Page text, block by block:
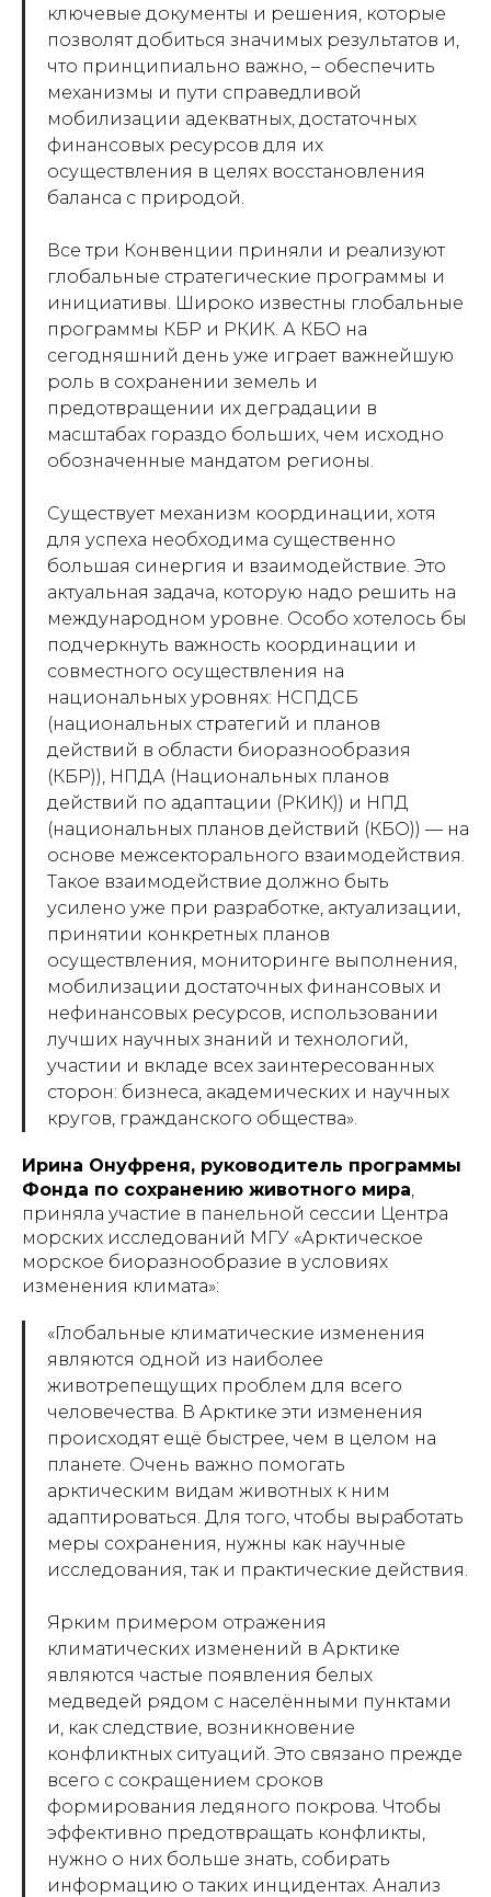
ключевые документы и решения, которые
позволят добиться значимых результатов и,
что принципиально важно, – обеспечить
механизмы и пути справедливой
мобилизации адекватных, достаточных
финансовых ресурсов для их
осуществления в целях восстановления
баланса с природой.
Все три Конвенции приняли и реализуют
глобальные стратегические программы и
инициативы. Широко известны глобальные
программы КБР и РКИК. А КБО на
сегодняшний день уже играет важнейшую
роль в сохранении земель и
предотвращении их деградации в
масштабах гораздо больших, чем исходно
обозначенные мандатом регионы.
Существует механизм координации, хотя
для успеха необходима существенно
большая синергия и взаимодействие. Это
актуальная задача, которую надо решить на
международном уровне. Особо хотелось бы
подчеркнуть важность координации и
совместного осуществления на
национальных уровнях: НСПДСБ
(национальных стратегий и планов
действий в области биоразнообразия
(КБР)), НПДА (Национальных планов
действий по адаптации (РКИК)) и НПД
(национальных планов действий (КБО)) — на
основе межсекторального взаимодействия.
Такое взаимодействие должно быть
усилено уже при разработке, актуализации,
принятии конкретных планов
осуществления, мониторинге выполнения,
мобилизации достаточных финансовых и
нефинансовых ресурсов, использовании
лучших научных знаний и технологий,
участии и вкладе всех заинтересованных
сторон: бизнеса, академических и научных
кругов, гражданского общества».
Ирина Онуфреня, руководитель программы
Фонда по сохранению животного мира
приняла участие в панельной сессии Центра
морских исследований МГУ «Арктическое
морское биоразнообразие в условиях
изменения климата»:
«Глобальные климатические изменения
являются одной из наиболее
животрепещущих проблем для всего
человечества. В Арктике эти изменения
происходят ещё быстрее, чем в целом на
планете. Очень важно помогать
арктическим видам животных к ним
адаптироваться. Для того, чтобы выработать
меры сохранения, нужны как научные
исследования, так и практические действия.
Ярким примером отражения
климатических изменений в Арктике
являются частые появления белых
медведей рядом с населёнными пунктами
и, как следствие, возникновение
конфликтных ситуаций. Это связано прежде
всего с сокращением сроков
формирования ледяного покрова. Чтобы
эффективно предотвращать конфликты,
нужно о них больше знать, собирать
информацию о таких инцидентах. Анализ